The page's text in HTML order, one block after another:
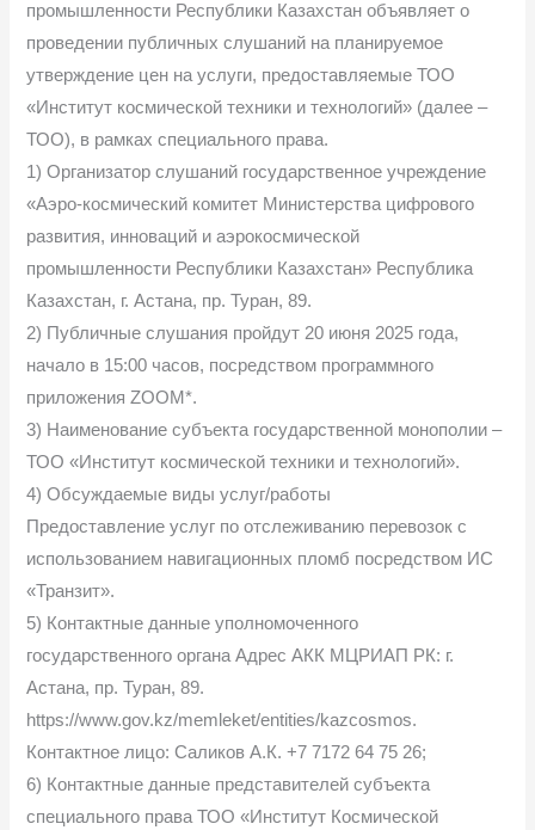
промышленности Республики Казахстан объявляет о
проведении публичных слушаний на планируемое
утверждение цен на услуги, предоставляемые ТОО
«Институт космической техники и технологий» (далее –
ТОО), в рамках специального права.
1) Организатор слушаний государственное учреждение
«Аэро-космический комитет Министерства цифрового
развития, инноваций и аэрокосмической
промышленности Республики Казахстан» Республика
Казахстан, г. Астана, пр. Туран, 89.
2) Публичные слушания пройдут 20 июня 2025 года,
начало в 15:00 часов, посредством программного
приложения ZOOM*.
3) Наименование субъекта государственной монополии –
ТОО «Институт космической техники и технологий».
4) Обсуждаемые виды услуг/работы
Предоставление услуг по отслеживанию перевозок с
использованием навигационных пломб посредством ИС
«Транзит».
5) Контактные данные уполномоченного
государственного органа Адрес АКК МЦРИАП РК: г.
Астана, пр. Туран, 89.
https://www.gov.kz/memleket/entities/kazcosmos.
Контактное лицо: Саликов А.К. +7 7172 64 75 26;
6) Контактные данные представителей субъекта
специального права ТОО «Институт Космической